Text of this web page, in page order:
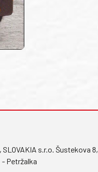
SLOVAKIA s.r.o. Šustekova 8,
- Petržalka